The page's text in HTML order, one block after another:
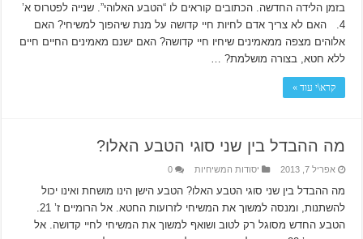
בזמן הלידה החדשה. הכתובים קוראים לו “הטבע האלוהי”. שנייה לפטרוס א’
4. האם לא צריך אדם לחיות חיי קדושה על מנת שיהפוך למשיחי? האם
אלוהים מצפה ממאמינים שיחיו חיי קדושה? האם ישנם מאמינים החיים חיים
ללא חטא, בצורה מושלמת? …
קרא\י עוד »
מה ההבדל בין שני סוגי הטבע האלו?
אפריל 7, 2013 יסודות המשיחיות 0
מה ההבדל בין שני סוגי הטבע האלו? הטבע הישן הינו מושחת ואינו יכול
להשתנות, ומנסה למשוך את המשיחי לזרועות החטא. אל הרומיים ז’ 21.
הטבע החדש מסוגל רק לטוב ושואף למשוך את המשיחי לחיי קדושה. אל